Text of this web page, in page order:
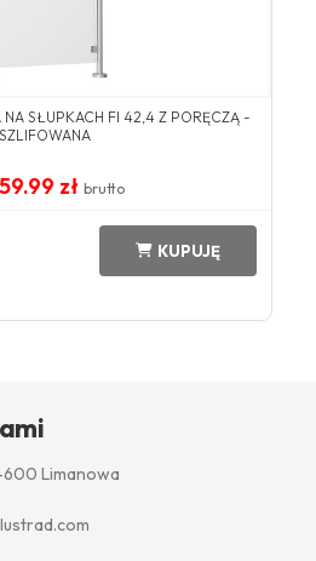
NA SŁUPKACH FI 42,4 Z PORĘCZĄ -
SZLIFOWANA
zł brutto
KUPUJĘ
600 Limanowa